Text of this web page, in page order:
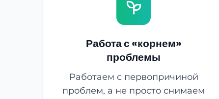
Работа с «корнем»
проблемы
Работаем с первопричиной
проблем, а не просто снимаем